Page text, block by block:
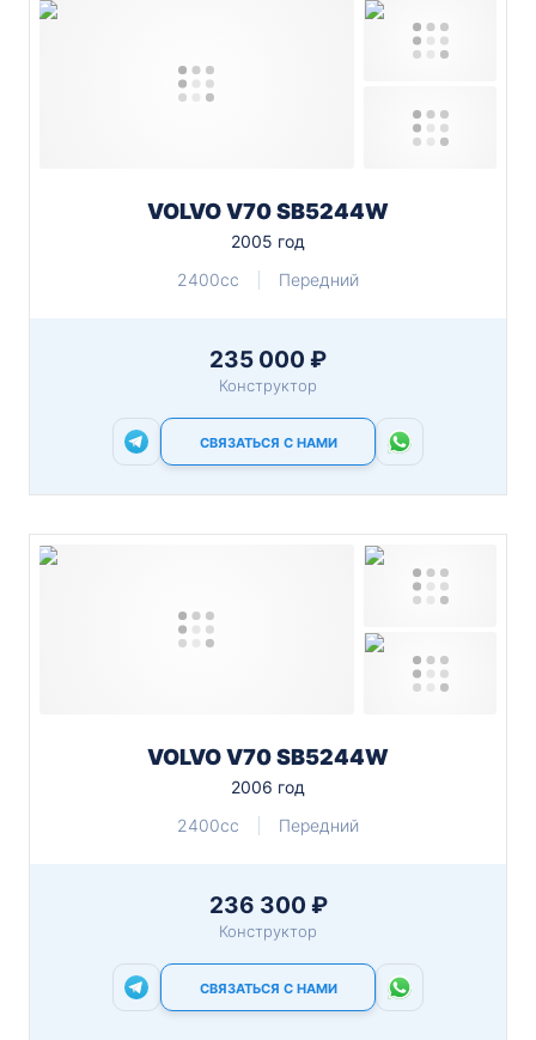
VOLVO V70 SB5244W
2005 год
2400cc
Передний
235 000 ₽
Конструктор
СВЯЗАТЬСЯ С НАМИ
VOLVO V70 SB5244W
2006 год
2400cc
Передний
236 300 ₽
Конструктор
СВЯЗАТЬСЯ С НАМИ